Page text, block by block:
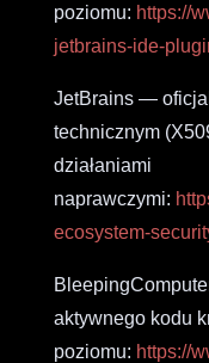
poziomu: https://
jetbrains-ide-
JetBrains —
technicznym
działaniami
naprawczymi:
ecosystem-
aktywnego kodu
poziomu: https://